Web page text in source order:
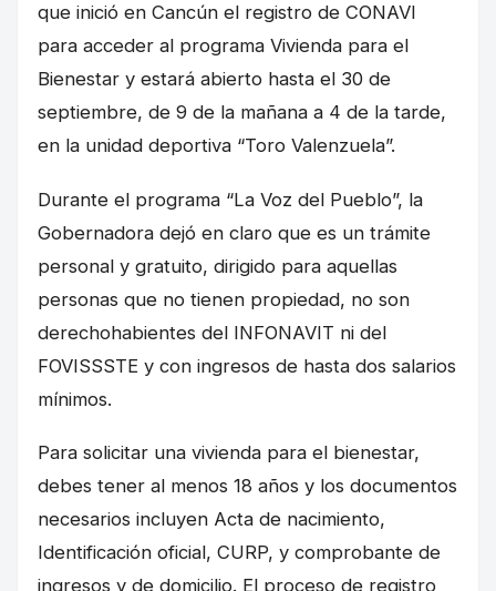
que inició en Cancún el registro de CONAVI
para acceder al programa Vivienda para el
Bienestar y estará abierto hasta el 30 de
septiembre, de 9 de la mañana a 4 de la tarde,
en la unidad deportiva “Toro Valenzuela”.
Durante el programa “La Voz del Pueblo”, la
Gobernadora dejó en claro que es un trámite
personal y gratuito, dirigido para aquellas
personas que no tienen propiedad, no son
derechohabientes del INFONAVIT ni del
FOVISSSTE y con ingresos de hasta dos salarios
mínimos.
Para solicitar una vivienda para el bienestar,
debes tener al menos 18 años y los documentos
necesarios incluyen Acta de nacimiento,
Identificación oficial, CURP, y comprobante de
ingresos y de domicilio. El proceso de registro